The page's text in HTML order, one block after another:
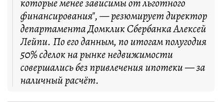
которые менее зависимы от льготного
финансирования", — резюмирует директор
департамента Домклик Сбербанка Алексей
Лейпи. По его данным, по итогам полугодия
50% сделок на рынке недвижимости
совершались без привлечения ипотеки — за
наличный расчёт.